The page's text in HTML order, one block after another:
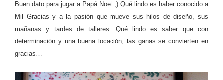
Buen dato para jugar a Papá Noel ;) Qué lindo es haber conocido a
Mil Gracias y a la pasión que mueve sus hilos de diseño, sus
mañanas y tardes de talleres. Qué lindo es saber que con
determinación y una buena locación, las ganas se convierten en
gracias…